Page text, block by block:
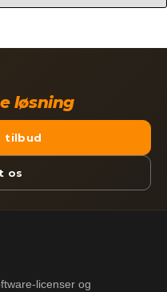
løsning
tilbud
os
licenser og